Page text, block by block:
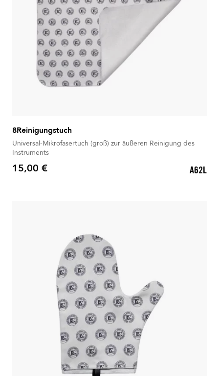
8Reinigungstuch
Universal-Mikrofasertuch (groß) zur äußeren Reinigung des
Instruments
Preis
15,00 € A62L